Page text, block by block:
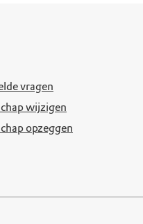
vragen
wijzigen
opzeggen